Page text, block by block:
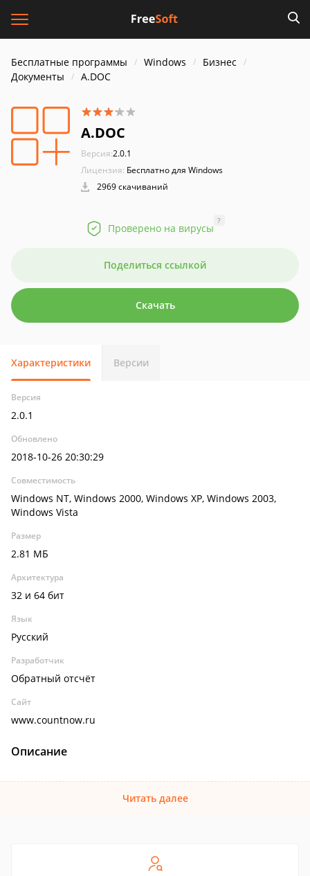
Бесплатные программы Windows
Бизнес
Документы
A.DOC
A.DOC
Версия:2.0.1
Лицензия: Бесплатно для Windows
2969 скачиваний
Проверено на вирусы
?
Поделиться ссылкой
Скачать
Характеристики Версии
Версия
2.0.1
Обновлено
2018-10-26 20:30:29
Совместимость
Windows NT, Windows 2000, Windows XP, Windows 2003,
Windows Vista
Размер
2.81 МБ
Архитектура
32 и 64 бит
Язык
Русский
Разработчик
Обратный отсчёт
Сайт
www.countnow.ru
Описание
Читать далее